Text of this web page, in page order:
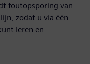
foutopsporing van
zodat u via één
leren en